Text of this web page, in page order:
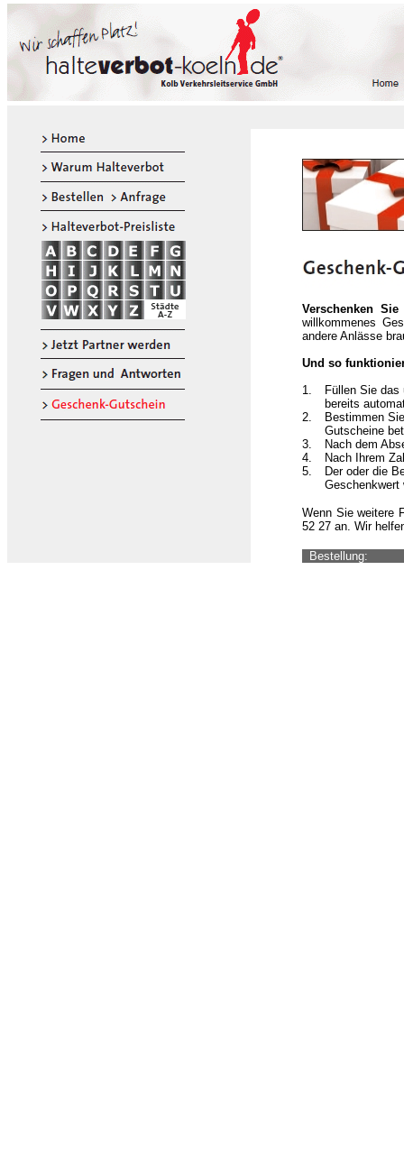
Verschenken
willkommenes
andere Anlässe
Und so
1.
Füllen Sie
bereits
2.
Bestimmen
Gutscheine
3.
Nach dem
4.
Nach Ihrem
5.
Der oder die
Geschenkwert
Wenn Sie weitere
52 27 an. Wir
Bestellung: